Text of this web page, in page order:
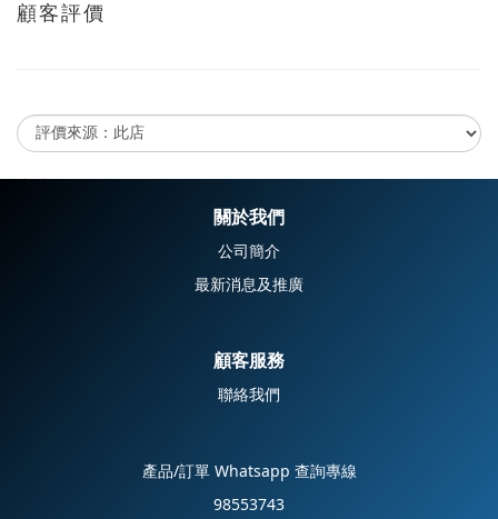
顧客評價
關於我們
公司簡介
最新消息及推廣
顧客服務
聯絡我們
產品/訂單 Whatsapp 查詢專線
98553743